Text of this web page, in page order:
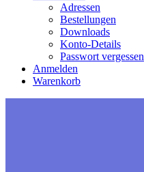
Adressen
Bestellungen
Downloads
Konto-Details
Passwort vergessen
Anmelden
Warenkorb